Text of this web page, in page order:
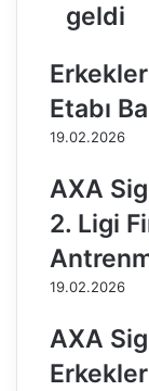
ö
e
t
i
c
S
m
a
ü
r
k
geldi
Etabı
19.02.2026
AXA
2. Ligi
19.02.2026
AXA